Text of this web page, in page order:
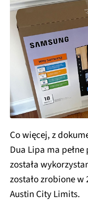
Co więcej, z
Dua Lipa ma
została
zostało zrobione
Austin City Limits.